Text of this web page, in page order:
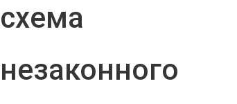
схема
незаконного